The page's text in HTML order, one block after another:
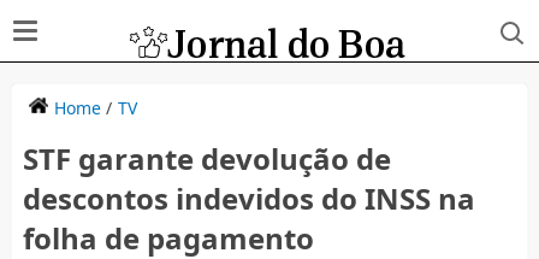
Home/ TV
STF garante devolução de
descontos indevidos do INSS na
folha de pagamento